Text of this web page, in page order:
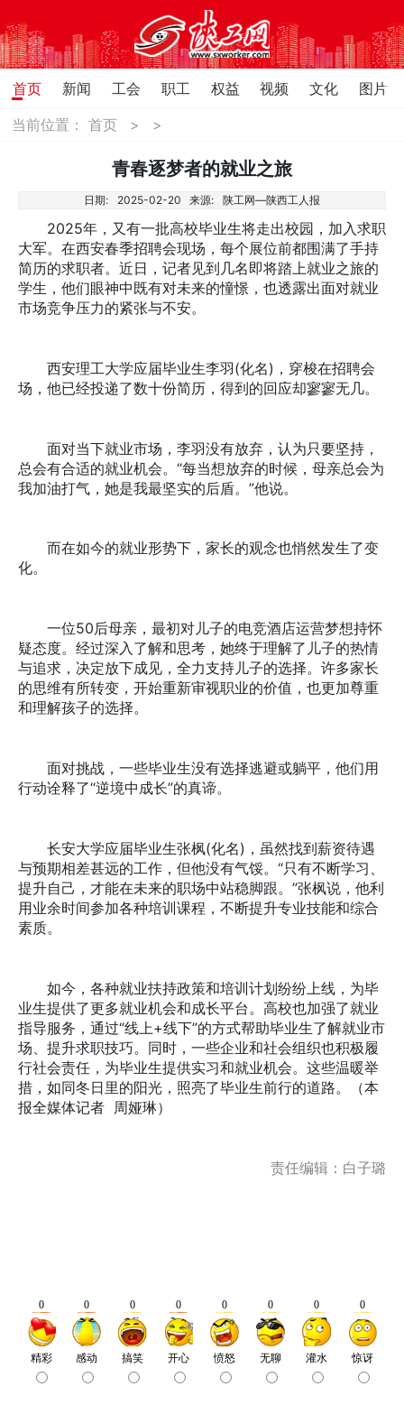
首页 新闻 工会 职工 权益 视频 文化
图片
当前位置：首页 > >
青春逐梦者的就业之旅
日期: 2025-02-20 来源: 陕工网—陕西工人报
2025年，又有一批高校毕业生将走出校园，加入求职
大军。在西安春季招聘会现场，每个展位前都围满了手持
简历的求职者。近日，记者见到几名即将踏上就业之旅的
学生，他们眼神中既有对未来的憧憬，也透露出面对就业
市场竞争压力的紧张与不安。
西安理工大学应届毕业生李羽(化名)，穿梭在招聘会
场，他已经投递了数十份简历，得到的回应却寥寥无几。
面对当下就业市场，李羽没有放弃，认为只要坚持，
总会有合适的就业机会。“每当想放弃的时候，母亲总会为
我加油打气，她是我最坚实的后盾。”他说。
而在如今的就业形势下，家长的观念也悄然发生了变
化。
一位50后母亲，最初对儿子的电竞酒店运营梦想持怀
疑态度。经过深入了解和思考，她终于理解了儿子的热情
与追求，决定放下成见，全力支持儿子的选择。许多家长
的思维有所转变，开始重新审视职业的价值，也更加尊重
和理解孩子的选择。
面对挑战，一些毕业生没有选择逃避或躺平，他们用
行动诠释了“逆境中成长”的真谛。
长安大学应届毕业生张枫(化名)，虽然找到薪资待遇
与预期相差甚远的工作，但他没有气馁。“只有不断学习、
提升自己，才能在未来的职场中站稳脚跟。”张枫说，他利
用业余时间参加各种培训课程，不断提升专业技能和综合
素质。
如今，各种就业扶持政策和培训计划纷纷上线，为毕
业生提供了更多就业机会和成长平台。高校也加强了就业
指导服务，通过“线上+线下”的方式帮助毕业生了解就业市
场、提升求职技巧。同时，一些企业和社会组织也积极履
行社会责任，为毕业生提供实习和就业机会。这些温暖举
措，如同冬日里的阳光，照亮了毕业生前行的道路。（本
报全媒体记者 周娅琳）
责任编辑：白子璐